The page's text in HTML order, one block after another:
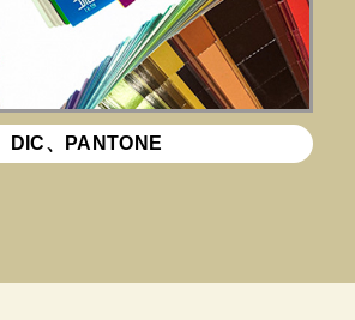
DIC、PANTONE